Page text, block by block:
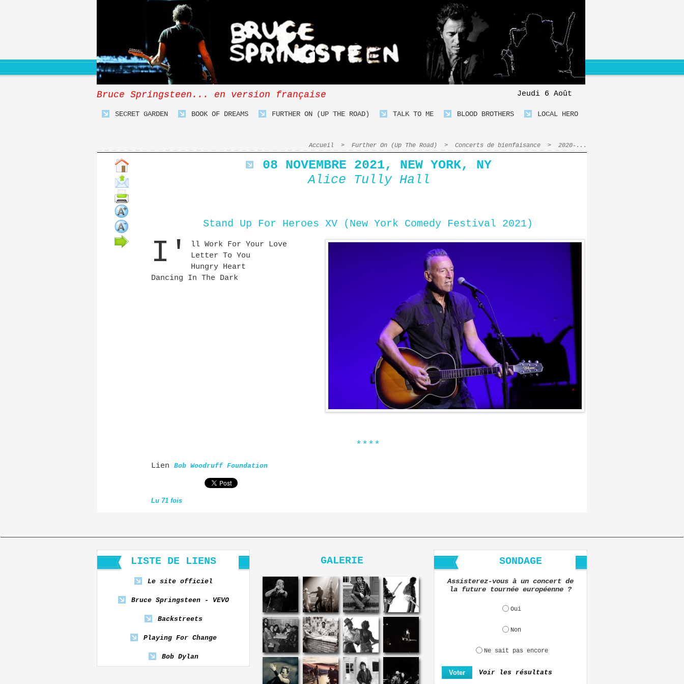
Bruce Springsteen... en version française Jeudi 6 Août
SECRET GARDEN BOOK OF DREAMS FURTHER ON (UP THE ROAD) TALK TO ME BLOOD BROTHERS LOCAL HERO
Accueil > Further On (Up The Road) > Concerts de bienfaisance > 2020-...
08 NOVEMBRE 2021, NEW YORK, NY
Alice Tully Hall
Stand Up For Heroes XV (New York Comedy Festival 2021)
I'
ll Work For Your Love
Letter To You
Hungry Heart
Dancing In The Dark
****
Lien Bob Woodruff Foundation
Lu 71 fois
LISTE DE LIENS
Le site officiel
Bruce Springsteen - VEVO
Backstreets
Playing For Change
Bob Dylan
GALERIE SONDAGE
Assisterez-vous à un concert de
la future tournée européenne ?
Oui
Non
Ne sait pas encore
Voir les résultats